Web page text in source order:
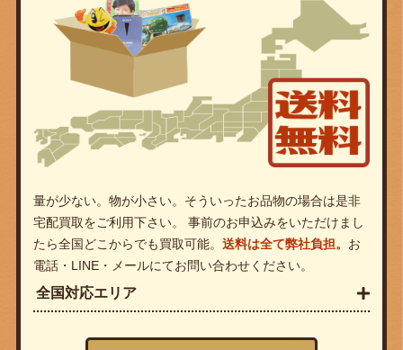
量が少ない。物が小さい。そういったお品物の場合は是非
宅配買取をご利用下さい。 事前のお申込みをいただけまし
たら全国どこからでも買取可能。 送料は全て弊社負担。 お
電話・LINE・メールにてお問い合わせください。
全国対応エリア